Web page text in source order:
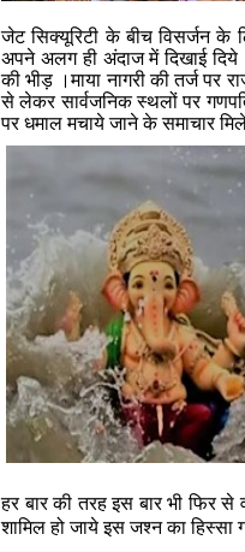
जेट सिक्यूरिटी के बीच विसर्जन
अपने अलग ही अंदाज में दिखाई
की भीड़ ।माया नागरी की तर्ज पर
से लेकर सार्वजनिक स्थलों पर
पर धमाल मचाये जाने के समाचार
हर बार की तरह इस बार भी फिर
शामिल हो जाये इस जश्न का हिस्सा